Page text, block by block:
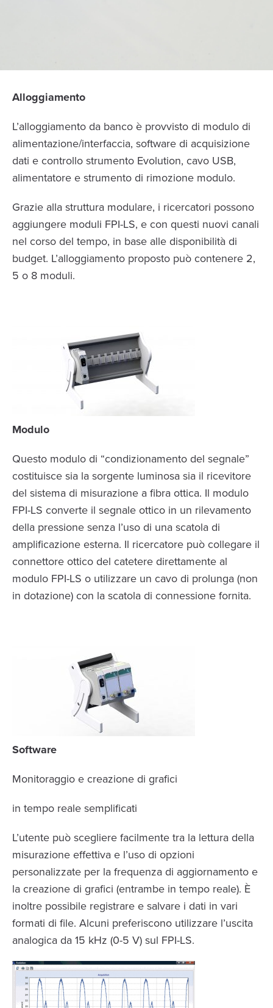
Alloggiamento
L’alloggiamento da banco è provvisto di modulo di
alimentazione/interfaccia, software di acquisizione
dati e controllo strumento Evolution, cavo USB,
alimentatore e strumento di rimozione modulo.
Grazie alla struttura modulare, i ricercatori possono
aggiungere moduli FPI-LS, e con questi nuovi canali
nel corso del tempo, in base alle disponibilità di
budget. L’alloggiamento proposto può contenere 2,
5 o 8 moduli.
Modulo
Questo modulo di “condizionamento del segnale”
costituisce sia la sorgente luminosa sia il ricevitore
del sistema di misurazione a fibra ottica. Il modulo
FPI-LS converte il segnale ottico in un rilevamento
della pressione senza l’uso di una scatola di
amplificazione esterna. Il ricercatore può collegare il
connettore ottico del catetere direttamente al
modulo FPI-LS o utilizzare un cavo di prolunga (non
in dotazione) con la scatola di connessione fornita.
Software
Monitoraggio e creazione di grafici
in tempo reale semplificati
L’utente può scegliere facilmente tra la lettura della
misurazione effettiva e l’uso di opzioni
personalizzate per la frequenza di aggiornamento e
la creazione di grafici (entrambe in tempo reale). È
inoltre possibile registrare e salvare i dati in vari
formati di file. Alcuni preferiscono utilizzare l’uscita
analogica da 15 kHz (0-5 V) sul FPI-LS.